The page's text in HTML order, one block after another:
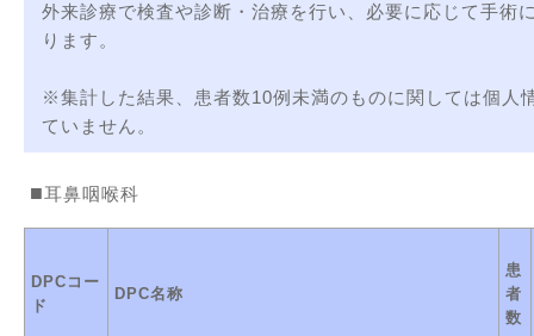
外来診療で検査や診断・治療を行い、必要に応じて手術
ります。
※集計した結果、患者数10例未満のものに関しては個人
ていません。
耳鼻咽喉科
DPCコー
ド
DPC名称
患
者
数